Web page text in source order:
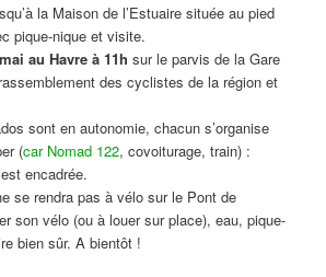
la Maison de l’Estuaire située au pied
pique-nique et visite.
au Havre à 11h sur le parvis de la Gare
des cyclistes de la région et
sont en autonomie, chacun s’organise
(car Nomad 122, covoiturage, train) :
encadrée.
se rendra pas à vélo sur le Pont de
son vélo (ou à louer sur place), eau, pique-
bien sûr. A bientôt !